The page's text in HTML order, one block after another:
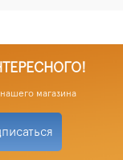
магазина